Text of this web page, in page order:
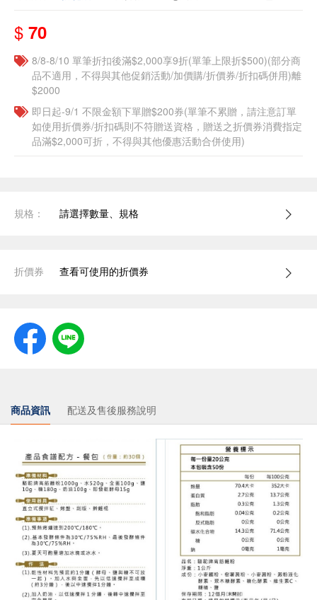
$ 70
8/8-8/10 單筆折扣後滿$2,000享9折(單筆上限折$500)(部分商
品不適用，不得與其他促銷活動/加價購/折價券/折扣碼併用)離
$2000
即日起-9/1 不限金額下單贈$200券(單筆不累贈，請注意訂單
如使用折價券/折扣碼則不符贈送資格，贈送之折價券消費指定
品滿$2,000可折，不得與其他優惠活動合併使用)
規格： 請選擇數量、規格
折價券 查看可使用的折價券
商品資訊 配送及售後服務說明